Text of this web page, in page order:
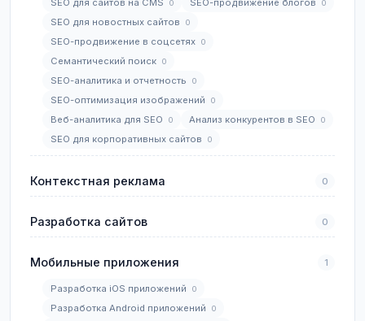
SEO для сайтов на CMS 0 SEO-продвижение блогов 0
SEO для новостных сайтов 0
SEO-продвижение в соцсетях 0
Семантический поиск 0
SEO-аналитика и отчетность 0
SEO-оптимизация изображений 0
Веб-аналитика для SEO 0 Анализ конкурентов в SEO 0
SEO для корпоративных сайтов 0
Контекстная реклама 0
Разработка сайтов 0
Мобильные приложения 1
Разработка iOS приложений 0
Разработка Android приложений 0